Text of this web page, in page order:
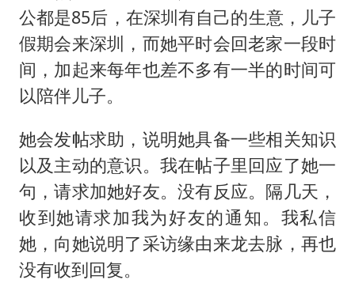
公都是85后，在深圳有自己的生意，儿子
假期会来深圳，而她平时会回老家一段时
间，加起来每年也差不多有一半的时间可
以陪伴儿子。
她会发帖求助，说明她具备一些相关知识
以及主动的意识。我在帖子里回应了她一
句，请求加她好友。没有反应。隔几天，
收到她请求加我为好友的通知。我私信
她，向她说明了采访缘由来龙去脉，再也
没有收到回复。